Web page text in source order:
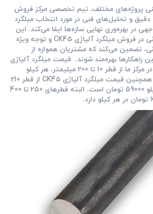
پروژه‌های مختلف، تیم تخصصی مرکز فروش
دقیق و تحلیل‌های فنی در مورد انتخاب میلگرد
در بهره‌وری نهایی سازه‌ها ایفا می‌کند. این
مرکز با سابقه‌ای طولانی در فروش میلگرد آلیاژی CK45 و توجه ویژه
تضمین می‌کند که مشتریان همواره از
راهکارها بهره‌مند شوند. قیمت میلگرد آلیاژی
CK45 شاخه 6 متری در مرکز ما از قطر 10 تا 200 میلیمتر، هر کیلو
45،000 تومان است. همچنین قیمت میلگرد آلیاژی CK45 از قطر 210
تا 240 میلیمتر هر کیلو 59000 تومان است. البته قطرهای 250 تا 400